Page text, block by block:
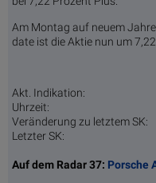
Am Montag auf neuem
date ist die Aktie nun um
Akt. Indikation:
Uhrzeit:
Veränderung zu letztem SK:
Letzter SK:
Auf dem Radar 37: Porsche